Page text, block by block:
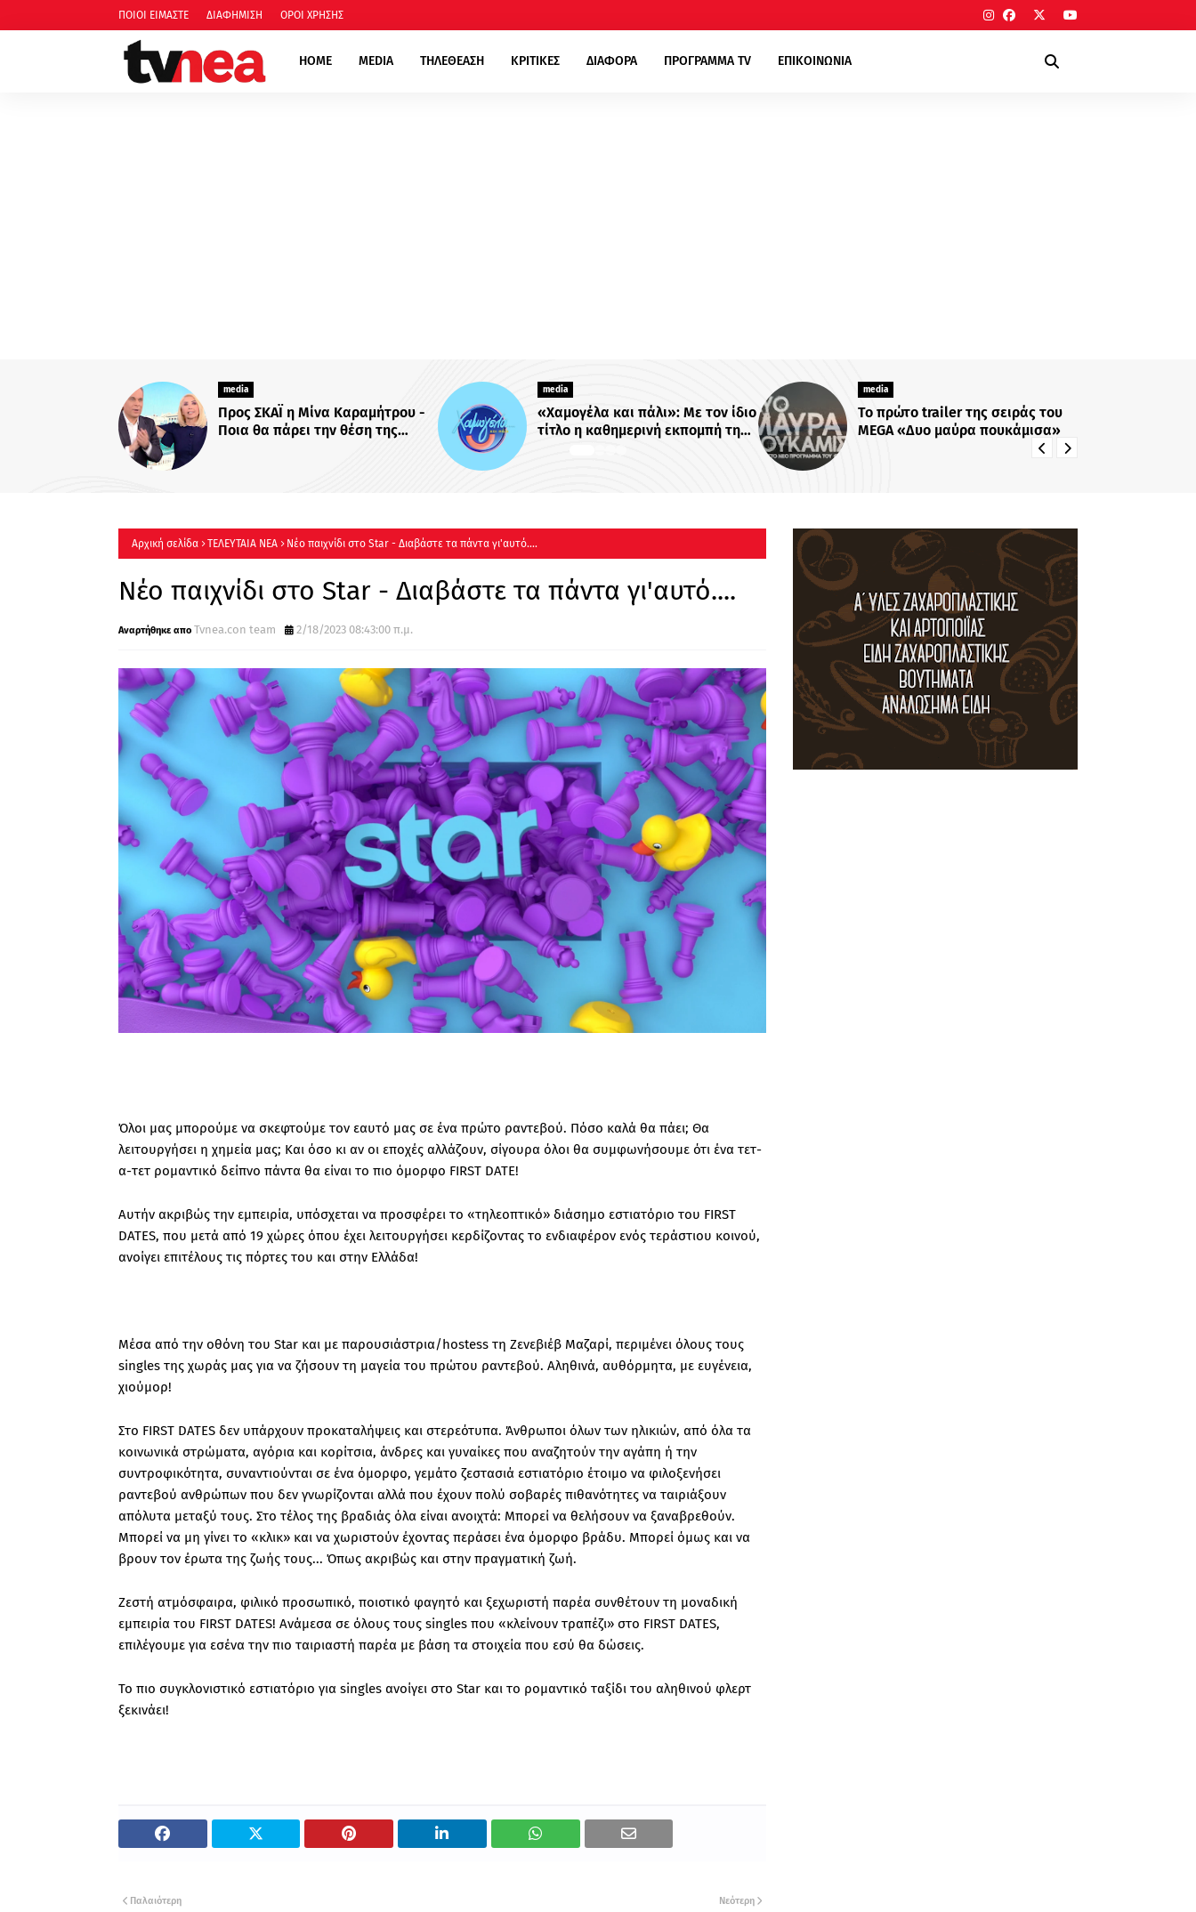
ΠΟΙΟΙ ΕΙΜΑΣΤΕ ΔΙΑΦΗΜΙΣΗ ΟΡΟΙ ΧΡΗΣΗΣ
HOME MEDIA ΤΗΛΕΘΕΑΣΗ ΚΡΙΤΙΚΕΣ ΔΙΑΦΟΡΑ ΠΡΟΓΡΑΜΜΑ TV ΕΠΙΚΟΙΝΩΝΙΑ
«Χαμογέλα και πάλι»: Με τον ίδιο
τίτλο η καθημερινή εκπομπή της
Σίσσυς Χρηστίδου στο Mega -
Το πρώτο trailer της σειράς του
MEGA «Δυο μαύρα πουκάμισα»
Επιστροφή-έκπληξη: Η Έλενα
Κατρίτση αναλαμβάνει νέα
εκπομπή - Σε αυτό το κανάλι θα
Αρχική σελίδα ΤΕΛΕΥΤΑΙΑ ΝΕΑ Νέο παιχνίδι στο Star - Διαβάστε τα πάντα γι'αυτό....
Νέο παιχνίδι στο Star - Διαβάστε τα πάντα γι'αυτό....
Tvnea.con team 2/18/2023 08:43:00 π.μ.
Όλοι μας μπορούμε να σκεφτούμε τον εαυτό μας σε ένα πρώτο ραντεβού. Πόσο καλά θα πάει; Θα
λειτουργήσει η χημεία μας; Και όσο κι αν οι εποχές αλλάζουν, σίγουρα όλοι θα συμφωνήσουμε ότι ένα τετ-
α-τετ ρομαντικό δείπνο πάντα θα είναι το πιο όμορφο FIRST DATE!
Αυτήν ακριβώς την εμπειρία, υπόσχεται να προσφέρει το «τηλεοπτικό» διάσημο εστιατόριο του FIRST
DATES, που μετά από 19 χώρες όπου έχει λειτουργήσει κερδίζοντας το ενδιαφέρον ενός τεράστιου κοινού,
ανοίγει επιτέλους τις πόρτες του και στην Ελλάδα!
Μέσα από την οθόνη του Star και με παρουσιάστρια/hostess τη Ζενεβιέβ Μαζαρί, περιμένει όλους τους
singles της χωράς μας για να ζήσουν τη μαγεία του πρώτου ραντεβού. Αληθινά, αυθόρμητα, με ευγένεια,
χιούμορ!
Στο FIRST DATES δεν υπάρχουν προκαταλήψεις και στερεότυπα. Άνθρωποι όλων των ηλικιών, από όλα τα
κοινωνικά στρώματα, αγόρια και κορίτσια, άνδρες και γυναίκες που αναζητούν την αγάπη ή την
συντροφικότητα, συναντιούνται σε ένα όμορφο, γεμάτο ζεστασιά εστιατόριο έτοιμο να φιλοξενήσει
ραντεβού ανθρώπων που δεν γνωρίζονται αλλά που έχουν πολύ σοβαρές πιθανότητες να ταιριάξουν
απόλυτα μεταξύ τους. Στο τέλος της βραδιάς όλα είναι ανοιχτά: Μπορεί να θελήσουν να ξαναβρεθούν.
Μπορεί να μη γίνει το «κλικ» και να χωριστούν έχοντας περάσει ένα όμορφο βράδυ. Μπορεί όμως και να
βρουν τον έρωτα της ζωής τους... Όπως ακριβώς και στην πραγματική ζωή.
Ζεστή ατμόσφαιρα, φιλικό προσωπικό, ποιοτικό φαγητό και ξεχωριστή παρέα συνθέτουν τη μοναδική
εμπειρία του FIRST DATES! Ανάμεσα σε όλους τους singles που «κλείνουν τραπέζι» στο FIRST DATES,
επιλέγουμε για εσένα την πιο ταιριαστή παρέα με βάση τα στοιχεία που εσύ θα δώσεις.
Το πιο συγκλονιστικό εστιατόριο για singles ανοίγει στο Star και το ρομαντικό ταξίδι του αληθινού φλερτ
ξεκινάει!
Νεότερη
Παλαιότερη